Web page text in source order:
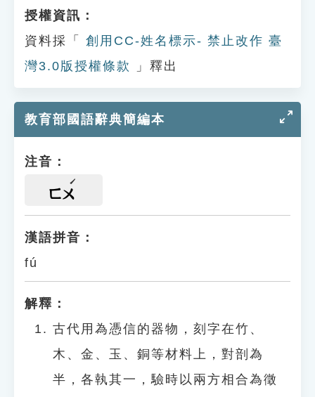
授權資訊：
資料採「
創用CC-姓名標示- 禁止改作 臺
灣3.0版授權條款
」釋出
教育部國語辭典簡編本
注音：
ㄈㄨ
漢語拼音：
fú
解釋：
古代用為憑信的器物，刻字在竹、
木、金、玉、銅等材料上，對剖為
半，各執其一，驗時以兩方相合為徵